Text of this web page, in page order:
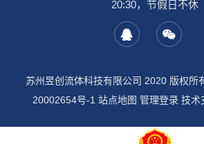
20:30，节假日不休
苏州昱创流体科技有限公司 2020 版权所
20002654号-1 站点地图 管理登录技术